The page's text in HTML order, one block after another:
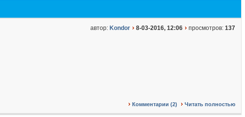
автор: Kondor 8-03-2016, 12:06 просмотров: 137
Комментарии (2) Читать полностью